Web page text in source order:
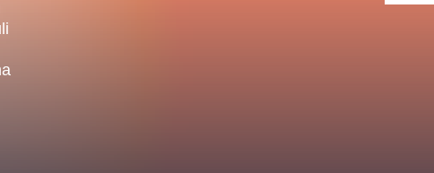
Divadlo Hybernia